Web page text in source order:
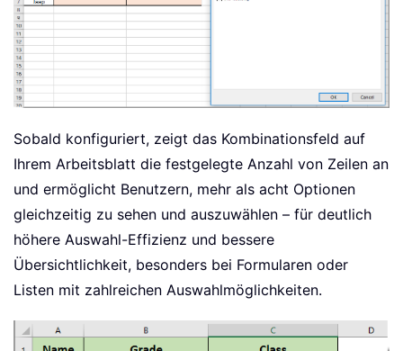
Sobald konfiguriert, zeigt das Kombinationsfeld auf
Ihrem Arbeitsblatt die festgelegte Anzahl von Zeilen an
und ermöglicht Benutzern, mehr als acht Optionen
gleichzeitig zu sehen und auszuwählen – für deutlich
höhere Auswahl-Effizienz und bessere
Übersichtlichkeit, besonders bei Formularen oder
Listen mit zahlreichen Auswahlmöglichkeiten.